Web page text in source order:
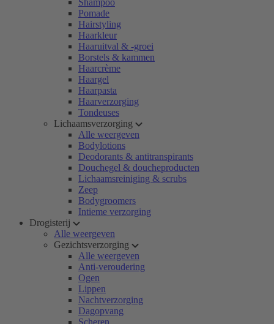
Shampoo
Pomade
Hairstyling
Haarkleur
Haaruitval & -groei
Borstels & kammen
Haarcrème
Haargel
Haarpasta
Haarverzorging
Tondeuses
Lichaamsverzorging
Alle weergeven
Bodylotions
Deodorants & antitranspirants
Douchegel & doucheproducten
Lichaamsreiniging & scrubs
Zeep
Bodygroomers
Intieme verzorging
Drogisterij
Alle weergeven
Gezichtsverzorging
Alle weergeven
Anti-veroudering
Ogen
Lippen
Nachtverzorging
Dagopvang
Scheren